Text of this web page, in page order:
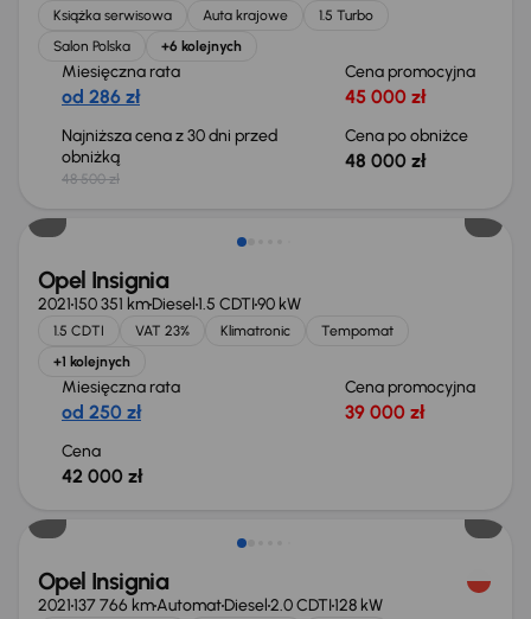
Książka serwisowa Auta krajowe
1.5 Turbo
Salon Polska
+6 kolejnych
Miesięczna rata
od 286 zł
Cena promocyjna
45 000 zł
Najniższa cena z 30 dni przed
obniżką
48 500 zł
Cena po obniżce
48 000 zł
Możliwość odliczenia VAT
Opel Insignia
2021150 351 kmDiesel1.5 CDTI90 kW
1.5 CDTI VAT 23% Klimatronic
Tempomat
+1 kolejnych
Miesięczna rata
od 250 zł
Cena promocyjna
39 000 zł
Cena
42 000 zł
Opel Insignia
2021137 766 kmAutomatDiesel2.0 CDTI128 kW